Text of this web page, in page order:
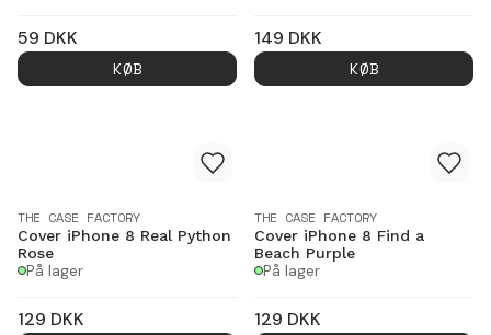
59 DKK
KØB
149 DKK
KØB
THE CASE FACTORY
Cover iPhone 8 Real Python
Rose
På lager
129 DKK
THE CASE FACTORY
Cover iPhone 8 Find a
Beach Purple
På lager
129 DKK